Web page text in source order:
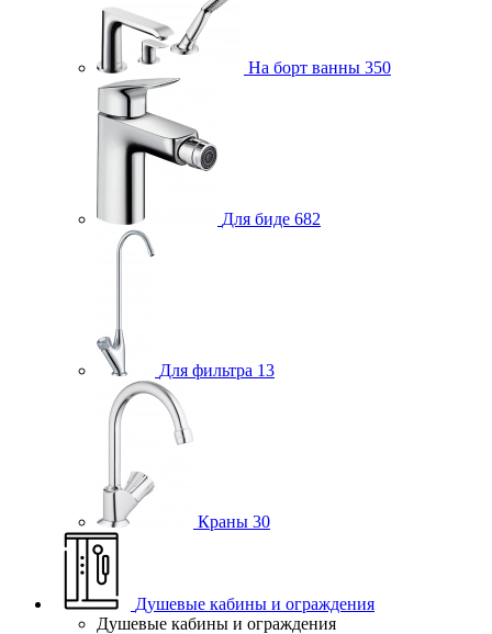
На борт ванны 350
Для биде 682
Для фильтра 13
Краны 30
Душевые кабины и ограждения
Душевые кабины и ограждения